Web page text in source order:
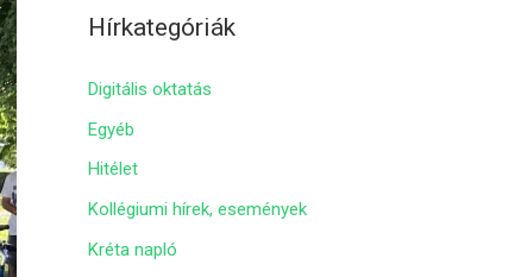
í
Hírkategóriák
Digitális oktatás
Egyéb
Hitélet
Kollégiumi hírek, események
Kréta napló